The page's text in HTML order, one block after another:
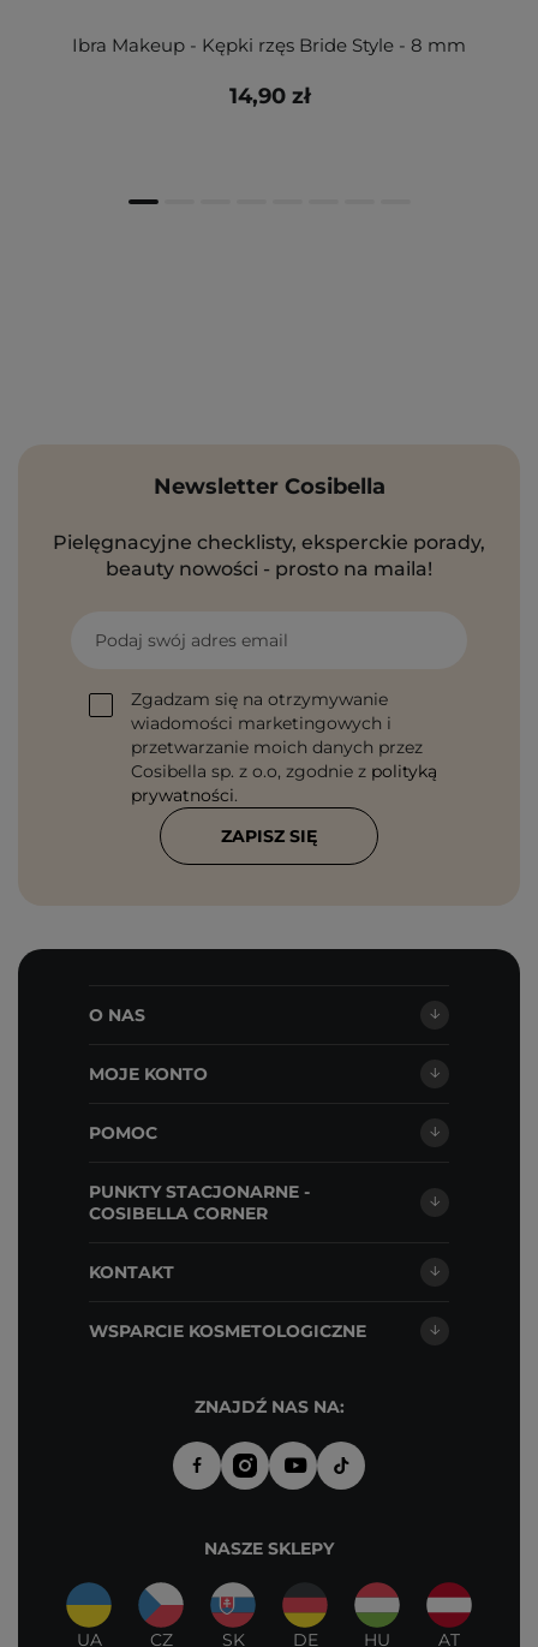
Ibra Makeup - Kępki rzęs Bride Style - 8 mm
14,90 zł
Newsletter Cosibella
Pielęgnacyjne checklisty, eksperckie porady,
beauty nowości - prosto na maila!
Podaj swój adres email
Zgadzam się na otrzymywanie
wiadomości marketingowych i
przetwarzanie moich danych przez
Cosibella sp. z o.o, zgodnie z polityką
prywatności.
ZAPISZ SIĘ
O NAS
MOJE KONTO
POMOC
PUNKTY STACJONARNE -
COSIBELLA CORNER
KONTAKT
WSPARCIE KOSMETOLOGICZNE
ZNAJDŹ NAS NA:
NASZE SKLEPY
UA CZ SK DE HU AT